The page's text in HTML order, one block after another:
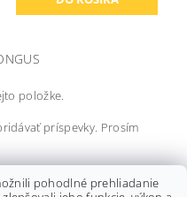
položke.
príspevky. Prosím
pohodlné prehliadanie